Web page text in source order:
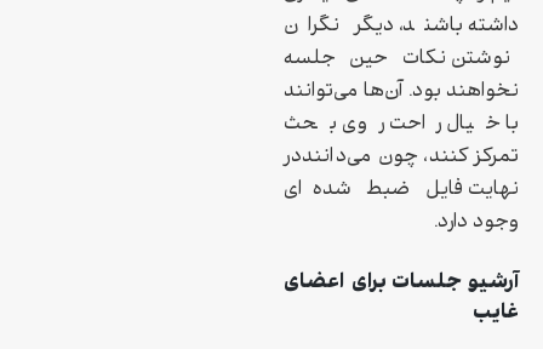
داشته باشند، دیگر نگران
نوشتن نکات حین جلسه
نخواهند بود. آن‌ها می‌توانند
با خیال راحت روی بحث
تمرکز کنند، چون می‌داننددر
نهایت فایل ضبط‌ شده‌ای
وجود دارد.
آرشیو جلسات برای اعضای
غایب